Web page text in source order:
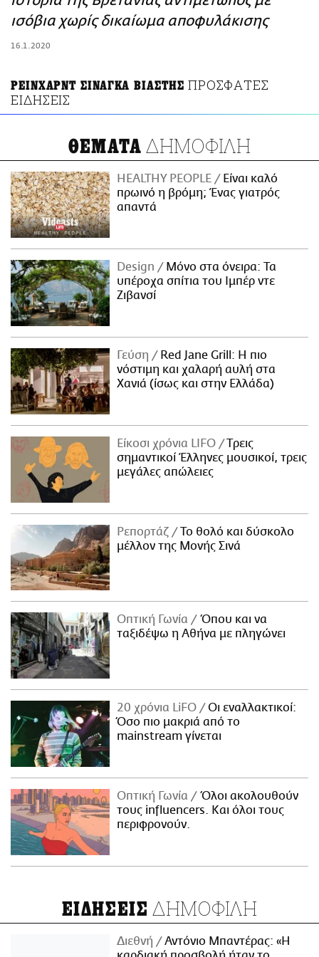
ΑΜΠΑ
ισόβια χωρίς δικαίωμα αποφυλάκισης
16.1.2020
ΡΕΙΝΧΑΡΝΤ ΣΙΝΑΓΚΑ ΒΙΑΣΤΗΣ ΠΡΟΣΦΑΤΕΣ
ΕΙΔΗΣΕΙΣ
ΘΕΜΑΤΑ ΔΗΜΟΦΙΛΗ
HEALTHY PEOPLE
Είναι καλό
πρωινό η βρόμη; Ένας γιατρός
απαντά
Design
Μόνο στα όνειρα: Τα
υπέροχα σπίτια του Ιμπέρ ντε
Ζιβανσί
Γεύση
Red Jane Grill: Η πιο
νόστιμη και χαλαρή αυλή στα
Χανιά (ίσως και στην Ελλάδα)
Είκοσι χρόνια LIFO
Tρεις
σημαντικοί Έλληνες μουσικοί, τρεις
μεγάλες απώλειες
Ρεπορτάζ
Το θολό και δύσκολο
μέλλον της Μονής Σινά
Οπτική Γωνία
Όπου και να
ταξιδέψω η Αθήνα με πληγώνει
20 χρόνια LiFO
Οι εναλλακτικοί:
Όσο πιο μακριά από το
mainstream γίνεται
Οπτική Γωνία
Όλοι ακολουθούν
τους influencers. Και όλοι τους
περιφρονούν.
ΕΙΔΗΣΕΙΣ ΔΗΜΟΦΙΛΗ
Διεθνή
Αντόνιο Μπαντέρας: «Η